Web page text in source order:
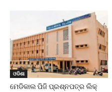
ଓଡିଶା
ମେଡିକାଲ ପିଜି ପ୍ରଶ୍ନପତ୍ର ଲିକ୍